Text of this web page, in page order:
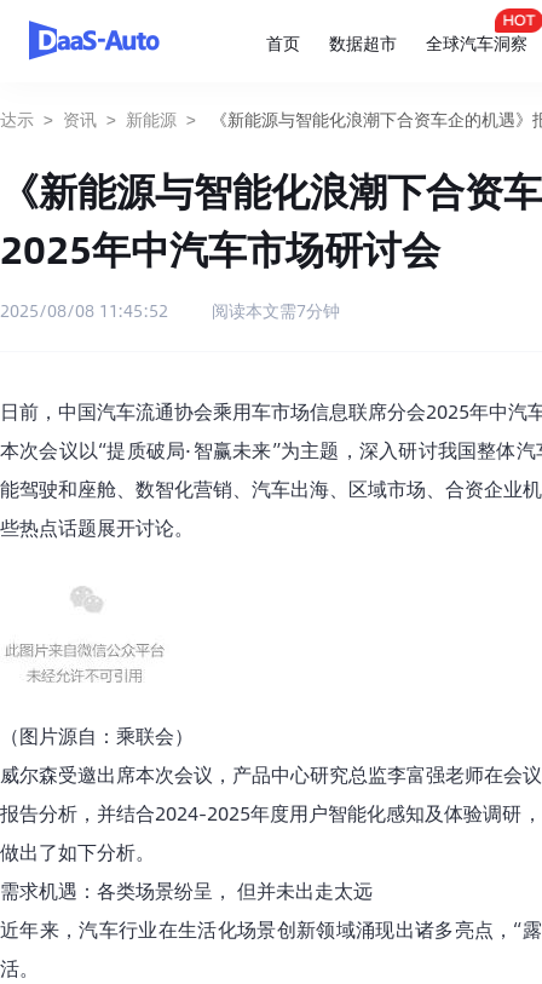
首页 数据超市 全球汽车洞察
达示 > 资讯 > 新能源 > 《新能源与智能化浪潮下合资车企的机遇
《新能源与智能化浪潮下合资
2025年中汽车市场研讨会
2025/08/08 11:45:52 阅读本文需7分钟
日前，中国汽车流通协会乘用车市场信息联席分会2025年中汽
本次会议以“提质破局·智赢未来”为主题，深入研讨我国整体
能驾驶和座舱、数智化营销、汽车出海、区域市场、合资企业
些热点话题展开讨论。
（图片源自：乘联会）
威尔森受邀出席本次会议，产品中心研究总监李富强老师在会
报告分析，并结合2024-2025年度用户智能化感知及体验调研
做出了如下分析。
需求机遇：各类场景纷呈， 但并未出走太远
近年来，汽车行业在生活化场景创新领域涌现出诸多亮点，“
活。